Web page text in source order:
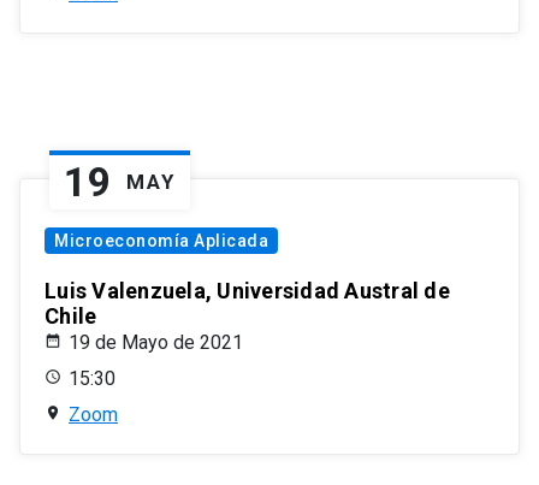
19 MAY
Microeconomía Aplicada
Luis Valenzuela, Universidad Austral de
Chile
19 de Mayo de 2021
15:30
Zoom